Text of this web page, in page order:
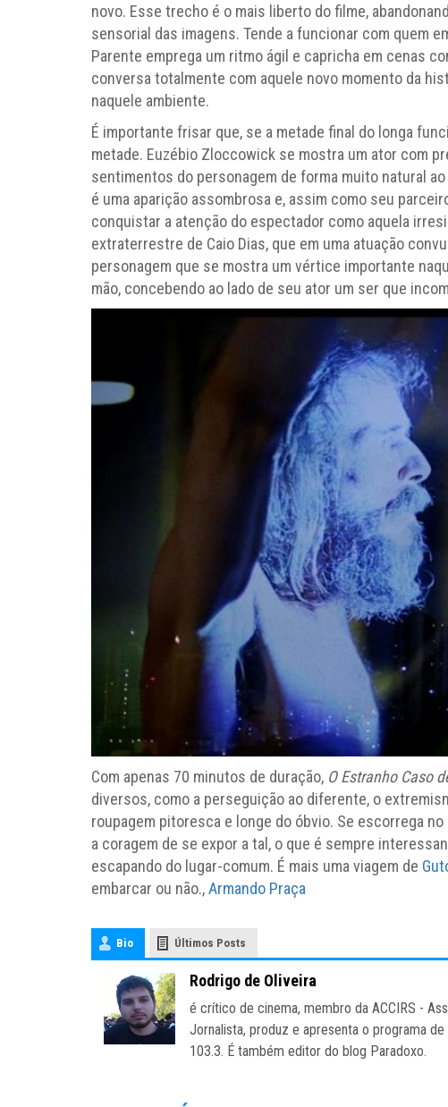
novo. Esse trecho é o mais liberto do filme,
sensorial das imagens. Tende a funcionar com quem
Parente emprega um ritmo ágil e capricha em cenas
conversa totalmente com aquele novo momento da
naquele ambiente.
É importante frisar que, se a metade final do longa
metade. Euzébio Zloccowick se mostra um ator com
sentimentos do personagem de forma muito natural
é uma aparição assombrosa e, assim como seu
conquistar a atenção do espectador como aquela
extraterrestre de Caio Dias, que em uma atuação
personagem que se mostra um vértice importante
mão, concebendo ao lado de seu ator um ser que
Com apenas 70 minutos de duração, O Estranho Caso
diversos, como a perseguição ao diferente, o
roupagem pitoresca e longe do óbvio. Se escorrega
a coragem de se expor a tal, o que é sempre
escapando do lugar-comum. É mais uma viagem de
embarcar ou não.,Armando Praça
Bio Últimos Posts
Rodrigo de Oliveira
é crítico de cinema, membro da ACCIRS -
Jornalista, produz e apresenta o programa
103.3. É também editor do blog Paradoxo.